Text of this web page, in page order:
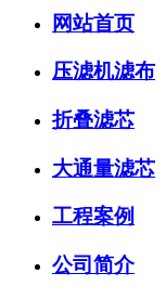
网站首页
压滤机滤布
折叠滤芯
大通量滤芯
工程案例
公司简介